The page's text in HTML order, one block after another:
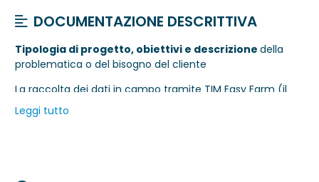
DOCUMENTAZIONE DESCRITTIVA
Tipologia di progetto, obiettivi e descrizione della
problematica o del bisogno del cliente
La raccolta dei dati in campo tramite TIM Easy Farm (il
software di TIM Enterprise per l’Agricoltura 4.0) ha
permesso di tracciare e monitorare le attività agricole
associate ad ogni mungitura) e sui macchinari utilizzati
Leggi tutto